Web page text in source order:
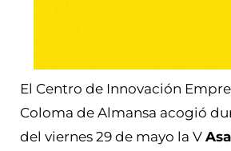
El Centro de Innovación
Coloma de Almansa acogió
del viernes 29 de mayo la V